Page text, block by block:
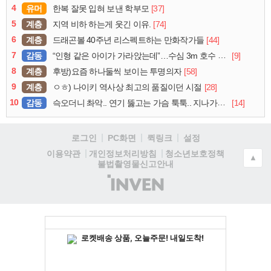
4
유머 한복 잘못 입혀 보낸 학부모 [37]
5
계층 지역 비하 하는게 웃긴 이유. [74]
6
계층 드래곤볼 40주년 리스펙트하는 만화작가들 [44]
7
감동 “인형 같은 아이가 가라앉는데”…수심 3m 호수 뛰어든 60대 의인
[9]
8
계층 후방)요즘 하나둘씩 보이는 투명의자 [58]
9
계층 ㅇㅎ) 나이키 역사상 최고의 품질이던 시절 [28]
10
감동 슥오더니 촤악.. 연기 뚫고는 가슴 툭툭.. 지나가던 아재의 정체 [14]
로그인 PC화면 퀵링크
설정
이용약관
개인정보처리방침
청소년보호정책
불법촬영물신고안내
(주)
인
▲